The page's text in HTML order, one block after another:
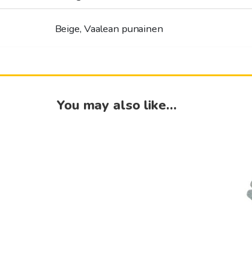
Beige, Vaalean punainen
You may also like…